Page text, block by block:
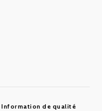
Information de qualité